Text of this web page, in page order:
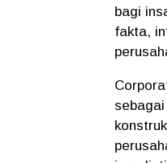
bagi
fakta,